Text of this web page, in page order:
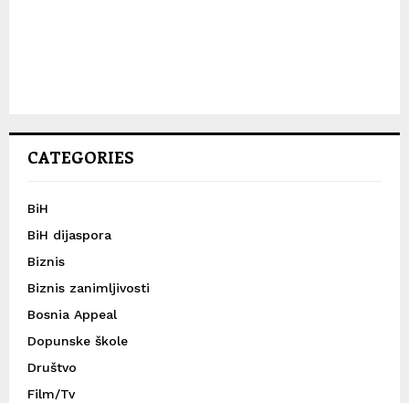
CATEGORIES
BiH
BiH dijaspora
Biznis
Biznis zanimljivosti
Bosnia Appeal
Dopunske škole
Društvo
Film/Tv